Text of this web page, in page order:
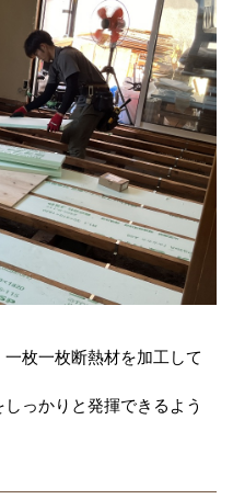
枚一枚断熱材を加工して
っかりと発揮できるよう